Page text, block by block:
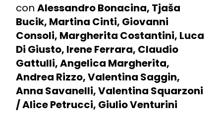
con Alessandro Bonacina, Tjaša
Bucik, Martina Cinti, Giovanni
Consoli, Margherita Costantini, Luca
Di Giusto, Irene Ferrara, Claudio
Gattulli, Angelica Margherita,
Andrea Rizzo, Valentina Saggin,
Anna Savanelli, Valentina Squarzoni
/ Alice Petrucci, Giulio Venturini